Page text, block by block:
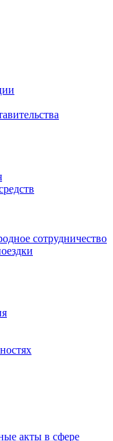
сотрудничество
акты в сфере